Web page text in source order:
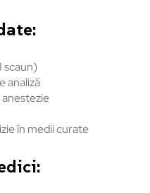
scaun)
analiză
anestezie
în medii curate